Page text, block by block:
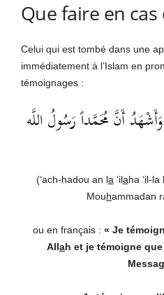
Que faire en cas
Celui qui est tombé dans une
immédiatement à l’Islam en
témoignages :
أَنَّ مُحَمَّداً رَسُولُ اللَّه
(‘ach-hadou an la ‘ilaha ‘il-la
Mouhammadan
ou en français : « Je
Allah et je témoigne